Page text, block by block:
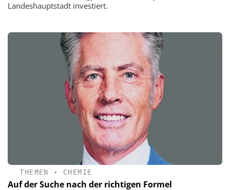
Landeshauptstadt investiert.
THEMEN • CHEMIE
Auf der Suche nach der richtigen Formel